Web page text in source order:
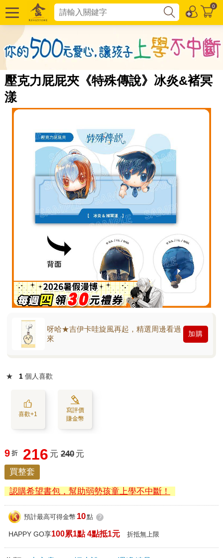
0
壓克力屁屁夾《特殊傳說》冰炎&褚冥
漾
呀哈★吉伊卡哇旋風再起，精選周邊看過
來
加購
★ 1 個人喜歡
喜歡+1
寫評價
賺金幣
9 折 216 元 240 元
買整套
認購希望書包，幫助弱勢孩童上學不中斷！
預計最高可得金幣 10點 ?
HAPPY GO享100累1點 4點抵1元 折抵無上限